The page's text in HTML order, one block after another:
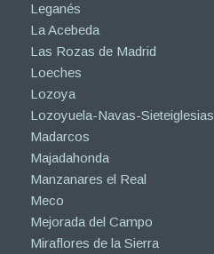
Leganés
La Acebeda
Las Rozas de Madrid
Loeches
Lozoya
Lozoyuela-Navas-Sieteiglesias
Madarcos
Majadahonda
Manzanares el Real
Meco
Mejorada del Campo
Miraflores de la Sierra